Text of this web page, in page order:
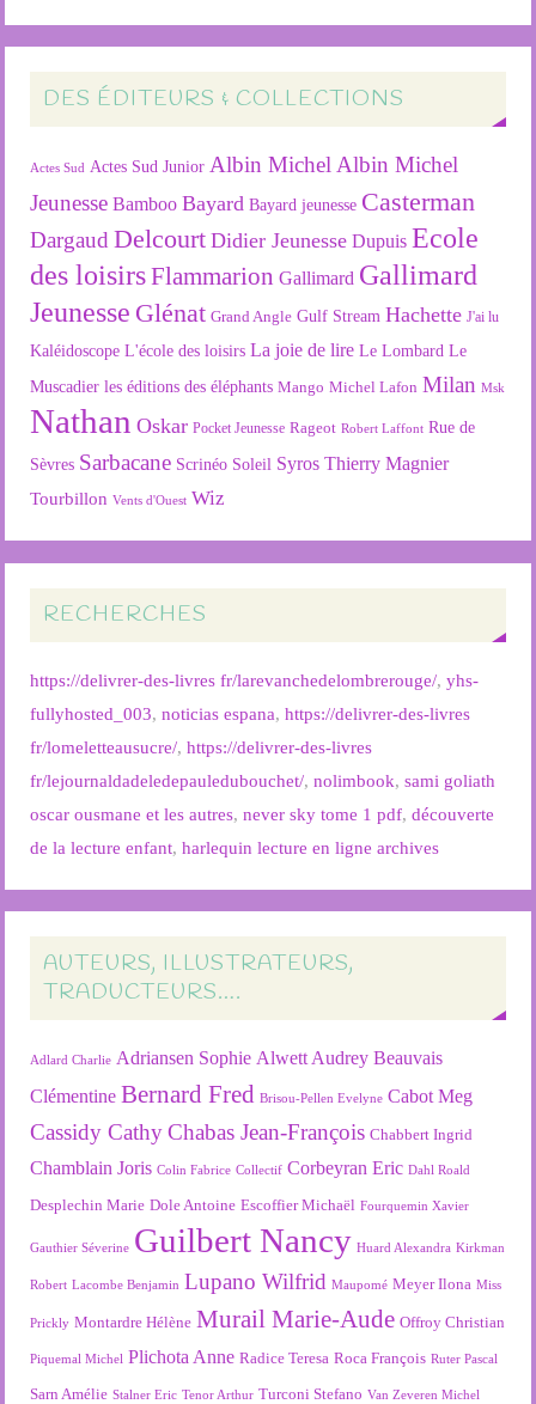
DES ÉDITEURS & COLLECTIONS
Actes Sud Actes Sud Junior Albin Michel Albin Michel
Jeunesse Bamboo Bayard Bayard jeunesse Casterman
Dargaud Delcourt Didier Jeunesse Dupuis Ecole
des loisirsFlammarion Gallimard Gallimard
Jeunesse Glénat Grand Angle Gulf Stream Hachette J'ai lu
Kaléidoscope L'école des loisirs La joie de lire Le Lombard Le
Muscadier les éditions des éléphants Mango Michel Lafon Milan Msk
Nathan Oskar Pocket Jeunesse Rageot Robert Laffont Rue de
Sèvres Sarbacane Scrinéo Soleil Syros Thierry Magnier
Tourbillon Vents d'Ouest Wiz
RECHERCHES
https://delivrer-des-livres fr/larevanchedelombrerouge/,yhs-
fullyhosted_003,noticias espana,https://delivrer-des-livres
fr/lomeletteausucre/,https://delivrer-des-livres
fr/lejournaldadeledepauledubouchet/,nolimbook,sami goliath
oscar ousmane et les autres,never sky tome 1 pdf,découverte
de la lecture enfant,harlequin lecture en ligne archives
AUTEURS, ILLUSTRATEURS,
TRADUCTEURS….
Adlard Charlie Adriansen Sophie Alwett Audrey Beauvais
Clémentine Bernard Fred Brisou-Pellen Evelyne Cabot Meg
Cassidy Cathy Chabas Jean-François Chabbert Ingrid
Chamblain Joris Colin Fabrice Collectif Corbeyran Eric Dahl Roald
Desplechin Marie Dole Antoine Escoffier Michaël Fourquemin Xavier
Gauthier Séverine Guilbert Nancy Huard Alexandra Kirkman
Robert Lacombe Benjamin Lupano Wilfrid Maupomé Meyer Ilona Miss
Prickly Montardre Hélène Murail Marie-Aude Offroy Christian
Piquemal Michel Plichota Anne Radice Teresa Roca François Ruter Pascal
Sarn Amélie Stalner Eric Tenor Arthur Turconi Stefano Van Zeveren Michel